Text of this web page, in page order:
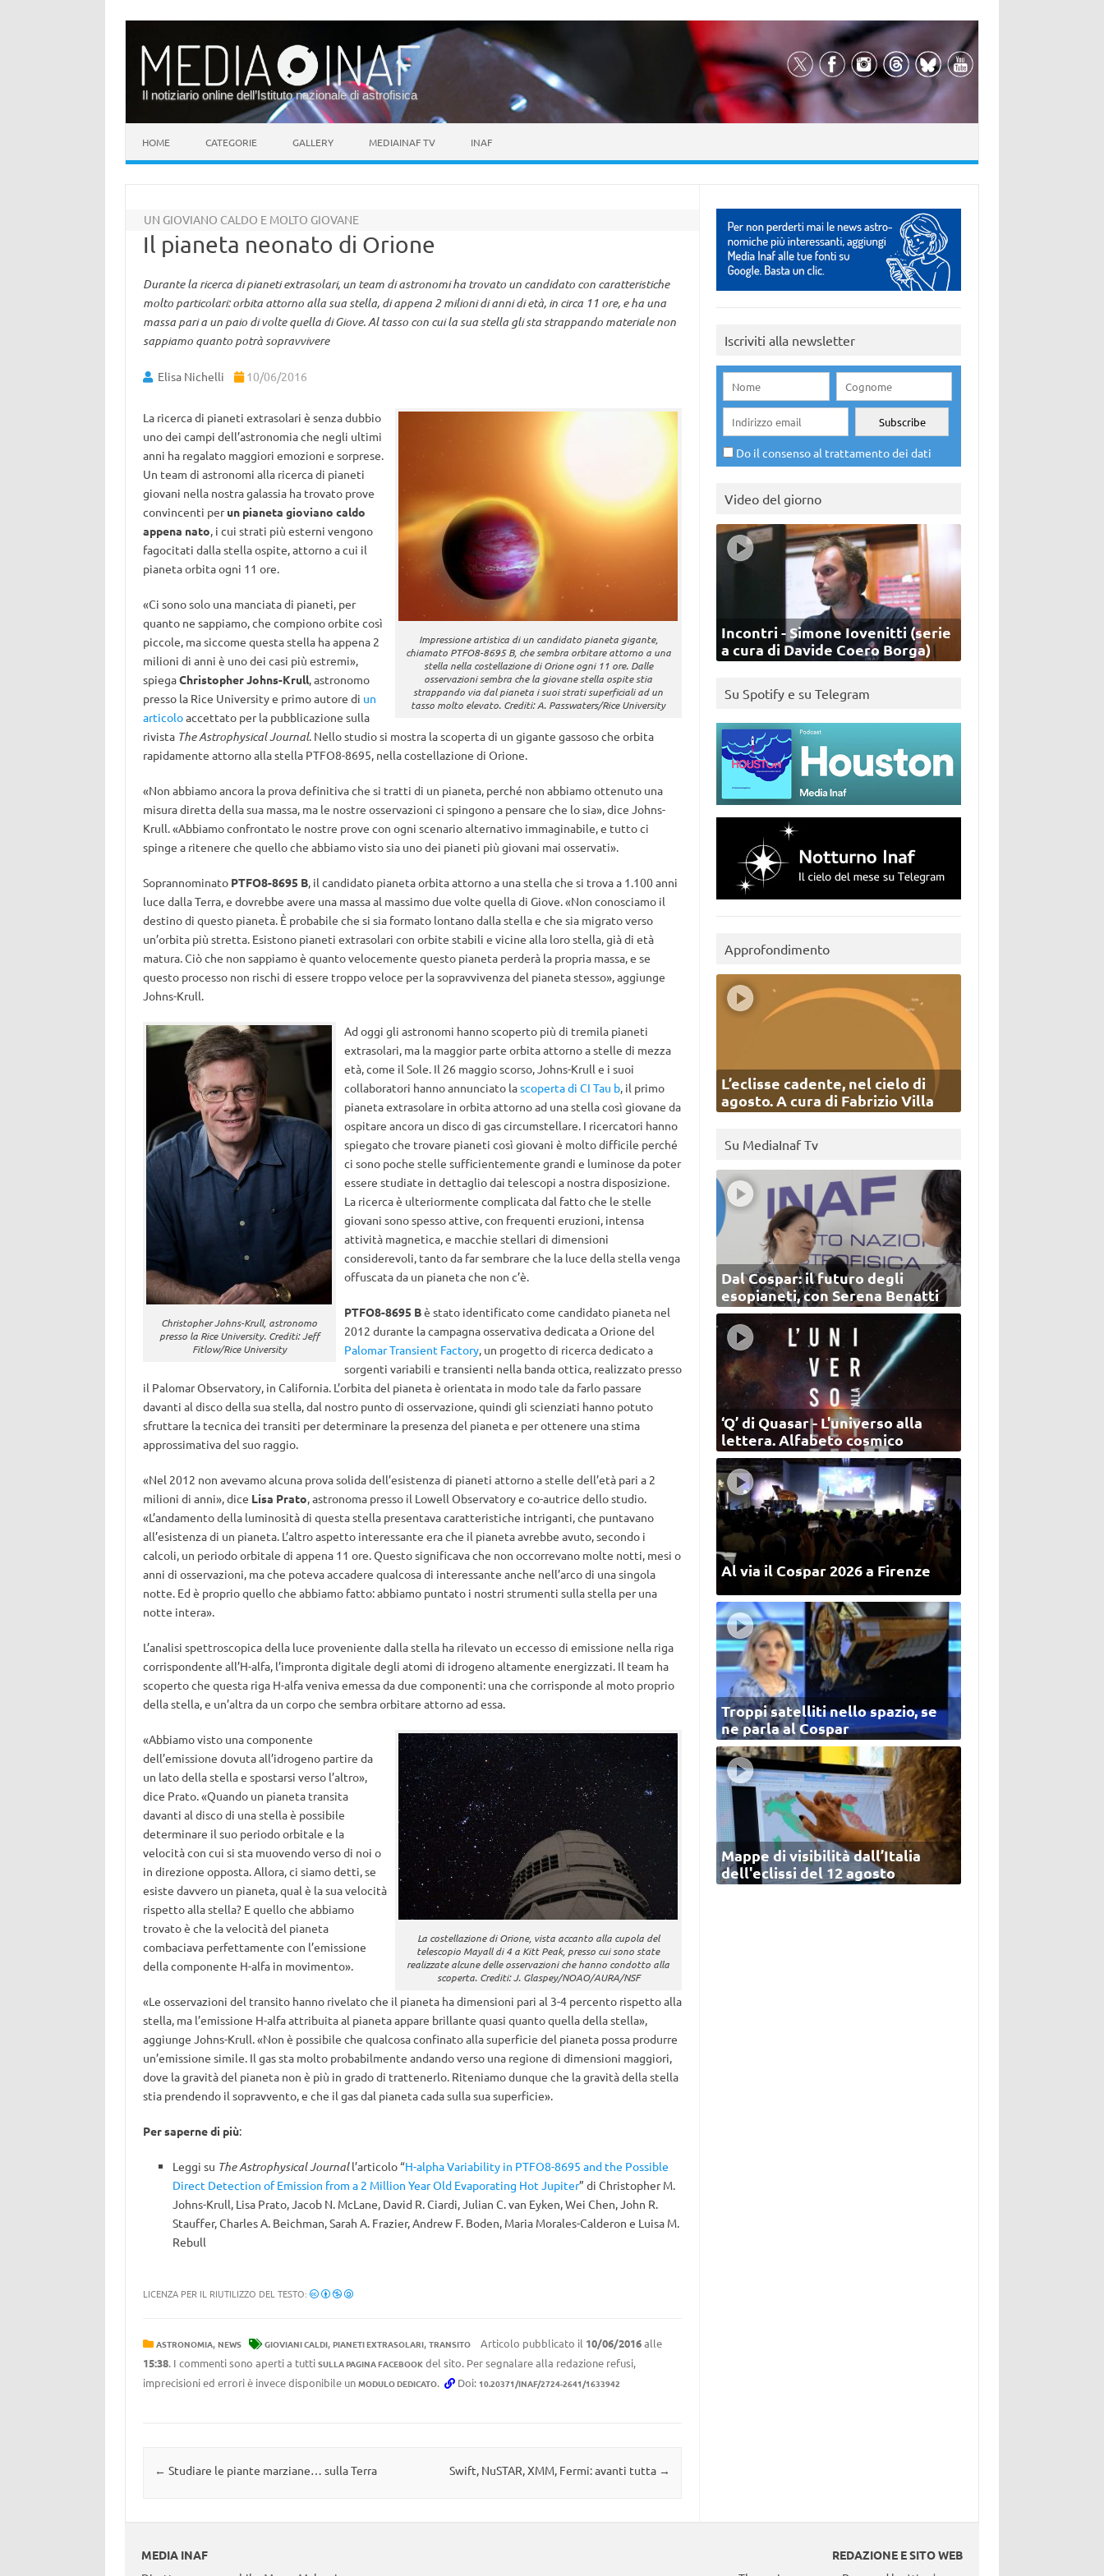
Il notiziario online dell’Istituto nazionale di astrofisica
HOME CATEGORIE GALLERY MEDIAINAF TV INAF
UN GIOVIANO CALDO E MOLTO GIOVANE
Il pianeta neonato di Orione
Durante la ricerca di pianeti extrasolari, un team di astronomi ha trovato un candidato con caratteristiche
molto particolari: orbita attorno alla sua stella, di appena 2 milioni di anni di età, in circa 11 ore, e ha una
massa pari a un paio di volte quella di Giove. Al tasso con cui la sua stella gli sta strappando materiale non
sappiamo quanto potrà sopravvivere
Elisa Nichelli 10/06/2016
Impressione artistica di un candidato pianeta gigante,
chiamato PTFO8-8695 B, che sembra orbitare attorno a una
stella nella costellazione di Orione ogni 11 ore. Dalle
osservazioni sembra che la giovane stella ospite stia
strappando via dal pianeta i suoi strati superficiali ad un
tasso molto elevato. Crediti: A. Passwaters/Rice University
La ricerca di pianeti extrasolari è senza dubbio
uno dei campi dell’astronomia che negli ultimi
anni ha regalato maggiori emozioni e sorprese.
Un team di astronomi alla ricerca di pianeti
giovani nella nostra galassia ha trovato prove
convincenti perun pianeta gioviano caldo
appena nato, i cui strati più esterni vengono
fagocitati dalla stella ospite, attorno a cui il
pianeta orbita ogni 11 ore.
«Ci sono solo una manciata di pianeti, per
quanto ne sappiamo, che compiono orbite così
piccole, ma siccome questa stella ha appena 2
milioni di anni è uno dei casi più estremi»,
spiegaChristopher Johns-Krull, astronomo
presso la Rice University e primo autore di un
articoloaccettato per la pubblicazione sulla
rivista The Astrophysical Journal. Nello studio si mostra la scoperta di un gigante gassoso che orbita
rapidamente attorno alla stella PTFO8-8695, nella costellazione di Orione.
«Non abbiamo ancora la prova definitiva che si tratti di un pianeta, perché non abbiamo ottenuto una
misura diretta della sua massa, ma le nostre osservazioni ci spingono a pensare che lo sia», dice Johns-
Krull. «Abbiamo confrontato le nostre prove con ogni scenario alternativo immaginabile, e tutto ci
spinge a ritenere che quello che abbiamo visto sia uno dei pianeti più giovani mai osservati».
Soprannominato PTFO8-8695 B, il candidato pianeta orbita attorno a una stella che si trova a 1.100 anni
luce dalla Terra, e dovrebbe avere una massa al massimo due volte quella di Giove. «Non conosciamo il
destino di questo pianeta. È probabile che si sia formato lontano dalla stella e che sia migrato verso
un’orbita più stretta. Esistono pianeti extrasolari con orbite stabili e vicine alla loro stella, già di età
matura. Ciò che non sappiamo è quanto velocemente questo pianeta perderà la propria massa, e se
questo processo non rischi di essere troppo veloce per la sopravvivenza del pianeta stesso», aggiunge
Johns-Krull.
Christopher Johns-Krull, astronomo
presso la Rice University. Crediti: Jeff
Fitlow/Rice University
Ad oggi gli astronomi hanno scoperto più di tremila pianeti
extrasolari, ma la maggior parte orbita attorno a stelle di mezza
età, come il Sole. Il 26 maggio scorso, Johns-Krull e i suoi
collaboratori hanno annunciato lascoperta di CI Tau b, il primo
pianeta extrasolare in orbita attorno ad una stella così giovane da
ospitare ancora un disco di gas circumstellare. I ricercatori hanno
spiegato che trovare pianeti così giovani è molto difficile perché
ci sono poche stelle sufficientemente grandi e luminose da poter
essere studiate in dettaglio dai telescopi a nostra disposizione.
La ricerca è ulteriormente complicata dal fatto che le stelle
giovani sono spesso attive, con frequenti eruzioni, intensa
attività magnetica, e macchie stellari di dimensioni
considerevoli, tanto da far sembrare che la luce della stella venga
offuscata da un pianeta che non c’è.
PTFO8-8695 Bè stato identificato come candidato pianeta nel
2012 durante la campagna osservativa dedicata a Orione del
Palomar Transient Factory, un progetto di ricerca dedicato a
sorgenti variabili e transienti nella banda ottica, realizzato presso
il Palomar Observatory, in California. L’orbita del pianeta è orientata in modo tale da farlo passare
davanti al disco della sua stella, dal nostro punto di osservazione, quindi gli scienziati hanno potuto
sfruttare la tecnica dei transiti per determinare la presenza del pianeta e per ottenere una stima
approssimativa del suo raggio.
«Nel 2012 non avevamo alcuna prova solida dell’esistenza di pianeti attorno a stelle dell’età pari a 2
milioni di anni», dice Lisa Prato, astronoma presso il Lowell Observatory e co-autrice dello studio.
«L’andamento della luminosità di questa stella presentava caratteristiche intriganti, che puntavano
all’esistenza di un pianeta. L’altro aspetto interessante era che il pianeta avrebbe avuto, secondo i
calcoli, un periodo orbitale di appena 11 ore. Questo significava che non occorrevano molte notti, mesi o
anni di osservazioni, ma che poteva accadere qualcosa di interessante anche nell’arco di una singola
notte. Ed è proprio quello che abbiamo fatto: abbiamo puntato i nostri strumenti sulla stella per una
notte intera».
L’analisi spettroscopica della luce proveniente dalla stella ha rilevato un eccesso di emissione nella riga
corrispondente all’H-alfa, l’impronta digitale degli atomi di idrogeno altamente energizzati. Il team ha
scoperto che questa riga H-alfa veniva emessa da due componenti: una che corrisponde al moto proprio
della stella, e un’altra da un corpo che sembra orbitare attorno ad essa.
La costellazione di Orione, vista accanto alla cupola del
telescopio Mayall di 4 a Kitt Peak, presso cui sono state
realizzate alcune delle osservazioni che hanno condotto alla
scoperta. Crediti: J. Glaspey/NOAO/AURA/NSF
«Abbiamo visto una componente
dell’emissione dovuta all’idrogeno partire da
un lato della stella e spostarsi verso l’altro»,
dice Prato. «Quando un pianeta transita
davanti al disco di una stella è possibile
determinare il suo periodo orbitale e la
velocità con cui si sta muovendo verso di noi o
in direzione opposta. Allora, ci siamo detti, se
esiste davvero un pianeta, qual è la sua velocità
rispetto alla stella? E quello che abbiamo
trovato è che la velocità del pianeta
combaciava perfettamente con l’emissione
della componente H-alfa in movimento».
«Le osservazioni del transito hanno rivelato che il pianeta ha dimensioni pari al 3-4 percento rispetto alla
stella, ma l’emissione H-alfa attribuita al pianeta appare brillante quasi quanto quella della stella»,
aggiunge Johns-Krull. «Non è possibile che qualcosa confinato alla superficie del pianeta possa produrre
un’emissione simile. Il gas sta molto probabilmente andando verso una regione di dimensioni maggiori,
dove la gravità del pianeta non è più in grado di trattenerlo. Riteniamo dunque che la gravità della stella
stia prendendo il sopravvento, e che il gas dal pianeta cada sulla sua superficie».
Per saperne di più:
Leggi su The Astrophysical Journall’articolo “H-alpha Variability in PTFO8-8695 and the Possible
Direct Detection of Emission from a 2 Million Year Old Evaporating Hot Jupiter” di Christopher M.
Johns-Krull, Lisa Prato, Jacob N. McLane, David R. Ciardi, Julian C. van Eyken, Wei Chen, John R.
Stauffer, Charles A. Beichman, Sarah A. Frazier, Andrew F. Boden, Maria Morales-Calderon e Luisa M.
Rebull
LICENZA PER IL RIUTILIZZO DEL TESTO:
ASTRONOMIA, NEWS GIOVIANI CALDI, PIANETI EXTRASOLARI, TRANSITO Articolo pubblicato il 10/06/2016alle
15:38. I commenti sono aperti a tutti SULLA PAGINA FACEBOOKdel sito. Per segnalare alla redazione refusi,
imprecisioni ed errori è invece disponibile un MODULO DEDICATO. Doi: 10.20371/INAF/2724-2641/1633942
Navigazione articolo
← Studiare le piante marziane… sulla Terra Swift, NuSTAR, XMM, Fermi: avanti tutta →
Iscriviti alla newsletter
Do il consenso al trattamento dei dati
Video del giorno
Incontri - Simone Iovenitti (serie
a cura di Davide Coero Borga)
Su Spotify e su Telegram
Approfondimento
L’eclisse cadente, nel cielo di
agosto. A cura di Fabrizio Villa
Su MediaInaf Tv
Dal Cospar: il futuro degli
esopianeti, con Serena Benatti
‘Q’ di Quasar - L'universo alla
lettera. Alfabeto cosmico
Al via il Cospar 2026 a Firenze
Troppi satelliti nello spazio, se
ne parla al Cospar
Mappe di visibilità dall’Italia
dell'eclissi del 12 agosto
MEDIA INAF
REDAZIONE E SITO WEB